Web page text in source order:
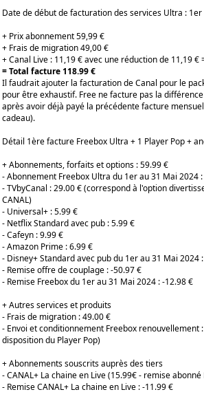
Date de début de facturation des services Ultra : 1er
+ Prix abonnement 59,99 €
+ Frais de migration 49,00 €
+ Canal Live : 11,19 € avec une réduction de 11,19 €
= Total facture 118.99 €
Il faudrait ajouter la facturation de Canal pour le
pour être exhaustif. Free ne facture pas la
après avoir déjà payé la précédente facture
cadeau).
Détail 1ère facture Freebox Ultra + 1 Player Pop +
+ Abonnements, forfaits et options : 59.99 €
- Abonnement Freebox Ultra du 1er au 31 Mai 2024
- TVbyCanal : 29.00 € (correspond à l'option
CANAL)
- Universal+ : 5.99 €
- Netflix Standard avec pub : 5.99 €
- Cafeyn : 9.99 €
- Amazon Prime : 6.99 €
- Disney+ Standard avec pub du 1er au 31 Mai 2024
- Remise offre de couplage : -50.97 €
- Remise Freebox du 1er au 31 Mai 2024 : -12.98 €
+ Autres services et produits
- Frais de migration : 49.00 €
- Envoi et conditionnement Freebox renouvellement
disposition du Player Pop)
+ Abonnements souscrits auprès des tiers
- CANAL+ La chaine en Live (15.99€ - remise
- Remise CANAL+ La chaine en Live : -11.99 €